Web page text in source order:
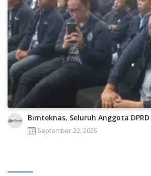
Bimteknas, Seluruh Anggota
September 22, 2025